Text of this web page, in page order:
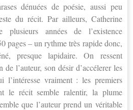
dénuées de poésie, aussi peu
du récit. Par ailleurs, Catherine
années de l’existence
pages – un rythme très rapide donc,
presque lapidaire. On ressent
l’auteur, son désir d’accélerer les
l’intéresse vraiment : les premiers
le récit semble ralentir, la plume
que l’auteur prend un véritable